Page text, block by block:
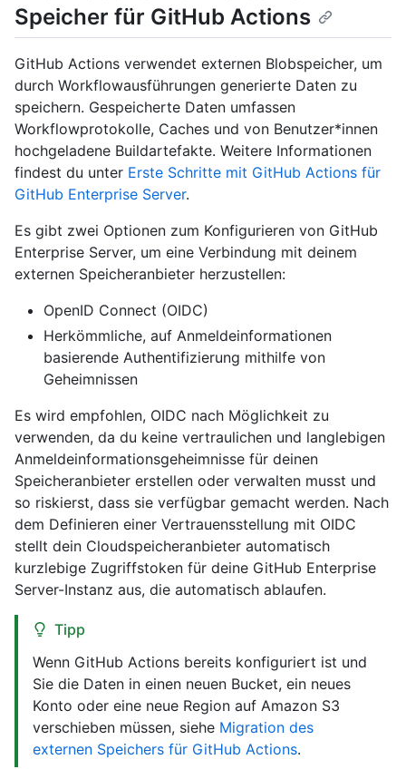
Speicher für GitHub Actions
GitHub Actions verwendet externen Blobspeicher, um
durch Workflowausführungen generierte Daten zu
speichern. Gespeicherte Daten umfassen
Workflowprotokolle, Caches und von Benutzer*innen
hochgeladene Buildartefakte. Weitere Informationen
findest du unter Erste Schritte mit GitHub Actions für
GitHub Enterprise Server.
Es gibt zwei Optionen zum Konfigurieren von GitHub
Enterprise Server, um eine Verbindung mit deinem
externen Speicheranbieter herzustellen:
OpenID Connect (OIDC)
Herkömmliche, auf Anmeldeinformationen
basierende Authentifizierung mithilfe von
Geheimnissen
Es wird empfohlen, OIDC nach Möglichkeit zu
verwenden, da du keine vertraulichen und langlebigen
Anmeldeinformationsgeheimnisse für deinen
Speicheranbieter erstellen oder verwalten musst und
so riskierst, dass sie verfügbar gemacht werden. Nach
dem Definieren einer Vertrauensstellung mit OIDC
stellt dein Cloudspeicheranbieter automatisch
kurzlebige Zugriffstoken für deine GitHub Enterprise
Server-Instanz aus, die automatisch ablaufen.
Tipp
Wenn GitHub Actions bereits konfiguriert ist und
Sie die Daten in einen neuen Bucket, ein neues
Konto oder eine neue Region auf Amazon S3
verschieben müssen, siehe Migration des
externen Speichers für GitHub Actions.